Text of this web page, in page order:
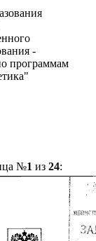
-
программам
№1 из 24: